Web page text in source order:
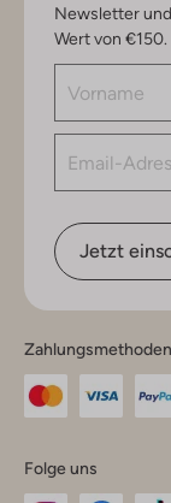
Newsletter
Wert von €150.
Jetzt
Zahlungsmethoden
Folge uns